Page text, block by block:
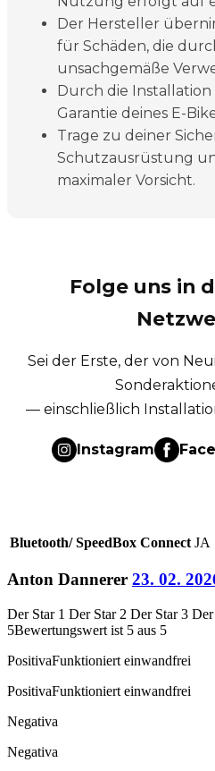
Der Hersteller
für Schäden, die
unsachgemäße
Durch die
Garantie deines E-
Trage zu deiner
Schutzausrüstung
maximaler Vorsicht.
Folge uns in
Sei der Erste, der von
— einschließlich
Instagram
Bluetooth/ SpeedBox Connect JA
Anton Dannerer 23. 02.
Der Star 1 Der Star 2 Der Star 3 Der
5Bewertungswert ist 5 aus 5
PositivaFunktioniert einwandfrei
PositivaFunktioniert einwandfrei
Negativa
Negativa